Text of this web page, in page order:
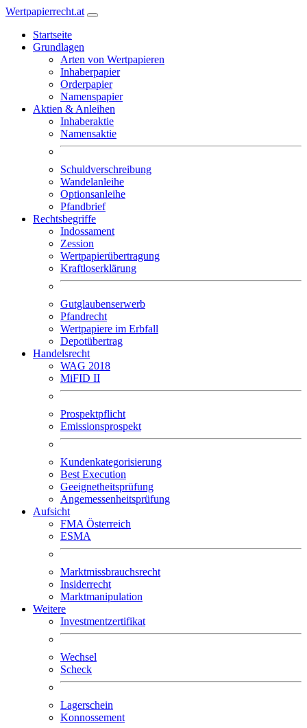
Wertpapierrecht.at
Startseite
Grundlagen
Arten von Wertpapieren
Inhaberpapier
Orderpapier
Namenspapier
Aktien & Anleihen
Inhaberaktie
Namensaktie
Schuldverschreibung
Wandelanleihe
Optionsanleihe
Pfandbrief
Rechtsbegriffe
Indossament
Zession
Wertpapierübertragung
Kraftloserklärung
Gutglaubenserwerb
Pfandrecht
Wertpapiere im Erbfall
Depotübertrag
Handelsrecht
WAG 2018
MiFID II
Prospektpflicht
Emissionsprospekt
Kundenkategorisierung
Best Execution
Geeignetheitsprüfung
Angemessenheitsprüfung
Aufsicht
FMA Österreich
ESMA
Marktmissbrauchsrecht
Insiderrecht
Marktmanipulation
Weitere
Investmentzertifikat
Wechsel
Scheck
Lagerschein
Konnossement